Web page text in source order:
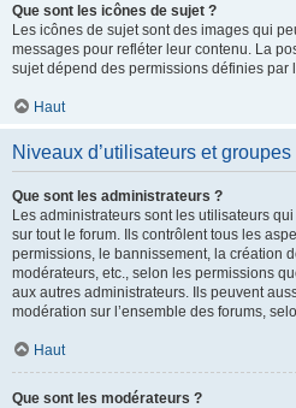
Que sont les icônes de sujet ?
Les icônes de sujet sont des images qui
messages pour refléter leur contenu. La
sujet dépend des permissions définies par
Haut
Niveaux d’utilisateurs et groupes
Que sont les administrateurs ?
Les administrateurs sont les utilisateurs
sur tout le forum. Ils contrôlent tous les
permissions, le bannissement, la création
modérateurs, etc., selon les permissions
aux autres administrateurs. Ils peuvent
modération sur l’ensemble des forums,
Haut
Que sont les modérateurs ?